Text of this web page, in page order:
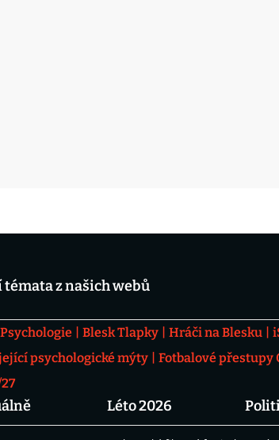
témata z našich webů
Blesk Tlapky Hráči na Blesku
psychologické mýty
Fotbalové přestupy
Léto 2026